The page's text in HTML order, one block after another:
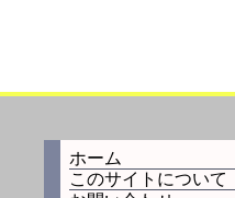
ホーム
このサイトについて